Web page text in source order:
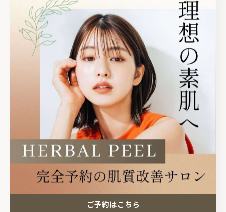
https://beauty.hotpepper.jp/kr/slnH000750712/
☑️InstagramのDM
@revi_yuka_kirei
✿••˗˗˗˗˗˗˗˗˗˗˗˗˗˗˗••✿••˗˗˗˗˗˗˗˗˗˗˗˗˗˗˗••✿
🏠サロン情報
栃木県塩谷郡高根沢町
光陽台5丁目1-12グラフハイツA202
⏰14:30〜21:00
⚠️完全予約制
ご予約はこちら